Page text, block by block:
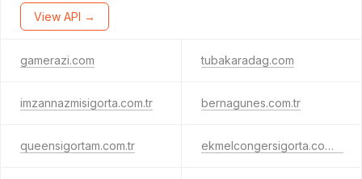
View API →
gamerazi.com tubakaradag.com
imzannazmisigorta.com.tr bernagunes.com.tr
queensigortam.com.tr ekmelcongersigorta.com.tr